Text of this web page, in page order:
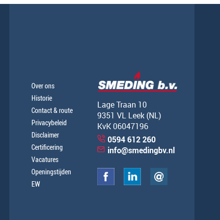
Over ons
Historie
Contact & route
Privacybeleid
Disclaimer
Certificering
Vacatures
Openingstijden
EW
Lage Traan 10
9351 VL Leek (NL)
KvK 06047196
0594 612 260
info@smedingbv.nl